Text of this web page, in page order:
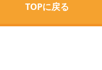
TOPに戻る